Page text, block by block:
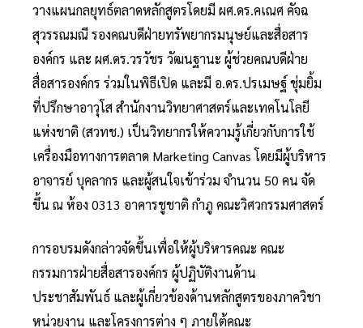
วางแผนกลยุทธ์ตลาดหลักสูตรโดยมี ผศ.ดร.คเณศ คัจฉ
สุวรรณมณี รองคณบดีฝ่ายทรัพยากรมนุษย์และสื่อสาร
องค์กร และ ผศ.ดร.วรวัชร วัฒนฐานะ ผู้ช่วยคณบดีฝ่าย
สื่อสารองค์กร ร่วมในพิธีเปิด และมี อ.ดร.ปรเมษฐ์ ชุ่มยิ้ม
ที่ปรึกษาอาวุโส สำนักงานวิทยาศาสตร์และเทคโนโลยี
แห่งชาติ (สวทช.) เป็นวิทยากรให้ความรู้เกี่ยวกับการใช้
เครื่องมือทางการตลาด Marketing Canvas โดยมีผู้บริหาร
อาจารย์ บุคลากร และผู้สนใจเข้าร่วม จำนวน 50 คน จัด
ขึ้น ณ ห้อง 0313 อาคารชูชาติ กำภู คณะวิศวกรรมศาสตร์
การอบรมดังกล่าวจัดขึ้นเพื่อให้ผู้บริหารคณะ คณะ
กรรมการฝ่ายสื่อสารองค์กร ผู้ปฏิบัติงานด้าน
ประชาสัมพันธ์ และผู้เกี่ยวข้องด้านหลักสูตรของภาควิชา
หน่วยงาน และโครงการต่าง ๆ ภายใต้คณะ